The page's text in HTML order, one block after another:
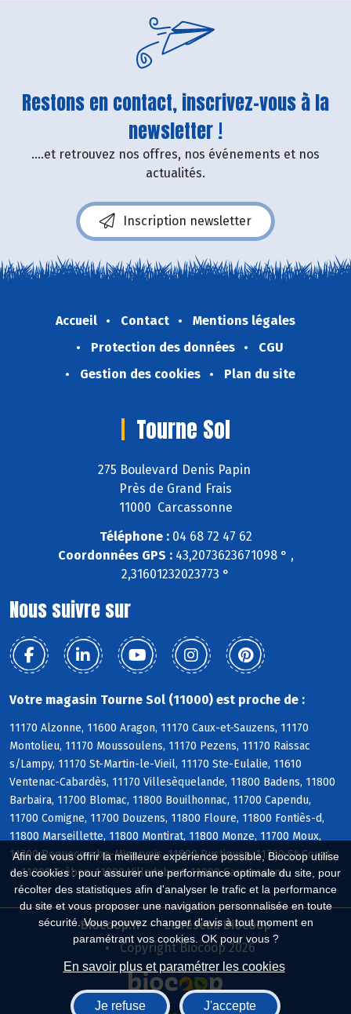
Afin de vous offrir la meilleure expérience possible, Biocoop utilise
des cookies : pour assurer une performance optimale du site, pour
récolter des statistiques afin d'analyser le trafic et la performance
du site et vous proposer une navigation personnalisée en toute
sécurité. Vous pouvez changer d'avis à tout moment en
paramétrant vos cookies. OK pour vous ?
En savoir plus et paramétrer les cookies
Je refuse J'accepte
Restons en contact, inscrivez-vous à la
newsletter !
....et retrouvez nos offres, nos événements et nos
actualités.
Inscription newsletter
Accueil Contact
Mentions légales
Protection des données
CGU
Gestion des cookies
Plan du site
Tourne Sol
275 Boulevard Denis Papin
Près de Grand Frais
11000 Carcassonne
Téléphone :04 68 72 47 62
Coordonnées GPS :43,2073623671098 ° ,
2,31601232023773 °
Nous suivre sur
Votre magasin Tourne Sol (11000) est proche de :
11170 Alzonne, 11600 Aragon, 11170 Caux-et-Sauzens, 11170
Montolieu, 11170 Moussoulens, 11170 Pezens, 11170 Raissac
s/Lampy, 11170 St-Martin-le-Vieil, 11170 Ste-Eulalie, 11610
Ventenac-Cabardès, 11170 Villesèquelande, 11800 Badens, 11800
Barbaira, 11700 Blomac, 11800 Bouilhonnac, 11700 Capendu,
11700 Comigne, 11700 Douzens, 11800 Floure, 11800 Fontiès-d,
11800 Marseillette, 11800 Montirat, 11800 Monze, 11700 Moux,
11700 Roquecourbe-Minervois, 11800 Rustiques, 11700 St-Couat-
d, 11800 Trèbes, 11800 Villedubert, 11000 Carcassonne
Biocoop.fr
Le réseau Biocoop
Copyright Biocoop 2026